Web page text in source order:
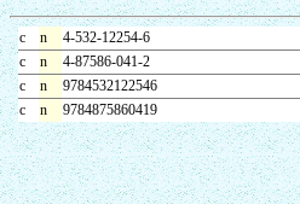
c n 4-532-12254-6
c
n 4-87586-041-2
c
n 9784532122546
c
n 9784875860419